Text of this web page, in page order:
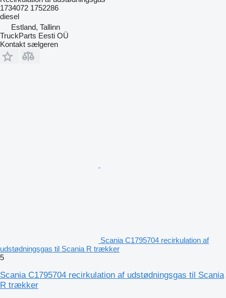
1734072 1752286
diesel
Estland, Tallinn
TruckParts Eesti OÜ
Kontakt sælgeren
Scania C1795704 recirkulation af
udstødningsgas til Scania R trækker
5
Scania C1795704 recirkulation af udstødningsgas til Scania
R trækker